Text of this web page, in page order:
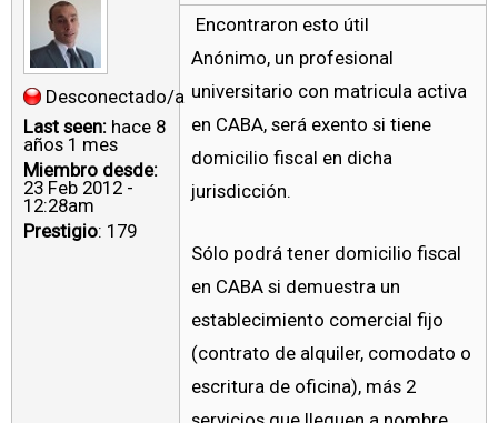
Desconectado/a
Last seen: hace 8
años 1 mes
Miembro desde:
23 Feb 2012 -
12:28am
Prestigio: 179
Encontraron esto útil
Anónimo, un profesional
universitario con matricula activa
en CABA, será exento si tiene
domicilio fiscal en dicha
jurisdicción.
Sólo podrá tener domicilio fiscal
en CABA si demuestra un
establecimiento comercial fijo
(contrato de alquiler, comodato o
escritura de oficina), más 2